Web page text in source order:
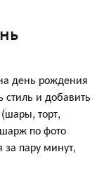
день рождения
стиль и добавить
торт,
по фото
за пару минут,